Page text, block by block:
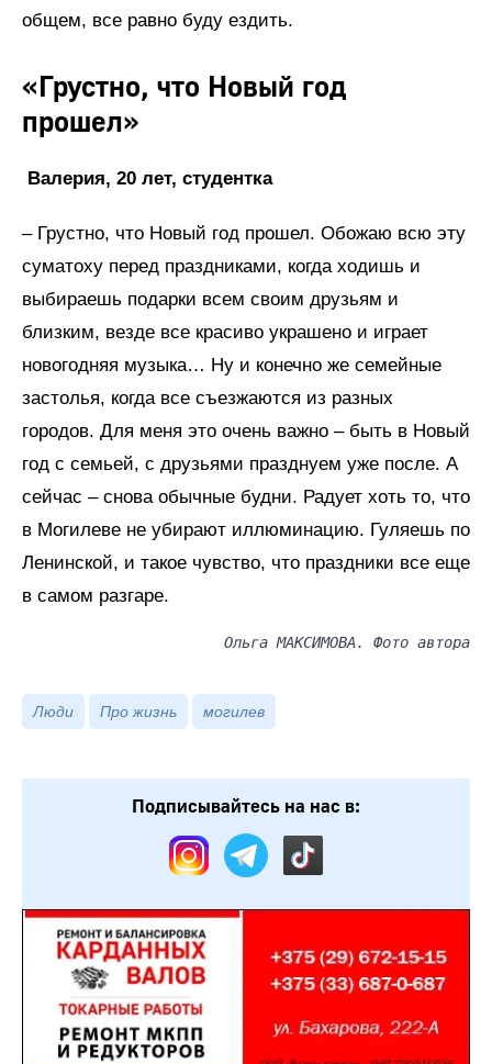
общем, все равно буду ездить.
«Грустно, что Новый год
прошел»
Валерия, 20 лет, студентка
– Грустно, что Новый год прошел. Обожаю всю эту
суматоху перед праздниками, когда ходишь и
выбираешь подарки всем своим друзьям и
близким, везде все красиво украшено и играет
новогодняя музыка… Ну и конечно же семейные
застолья, когда все съезжаются из разных
городов. Для меня это очень важно – быть в Новый
год с семьей, с друзьями празднуем уже после. А
сейчас – снова обычные будни. Радует хоть то, что
в Могилеве не убирают иллюминацию. Гуляешь по
Ленинской, и такое чувство, что праздники все еще
в самом разгаре.
Ольга МАКСИМОВА. Фото автора
Люди Про жизнь могилев
Подписывайтесь на нас в: